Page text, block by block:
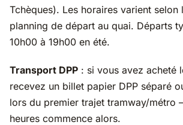
Tchèques). Les horaires varient
planning de départ au quai. Départs
10h00 à 19h00 en été.
Transport DPP : si vous avez acheté
recevez un billet papier DPP séparé
lors du premier trajet tramway/
heures commence alors.